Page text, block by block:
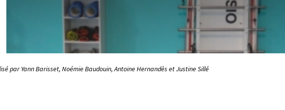
par Yann Barisset, Noémie Baudouin, Antoine Hernandès et Justine Sillé